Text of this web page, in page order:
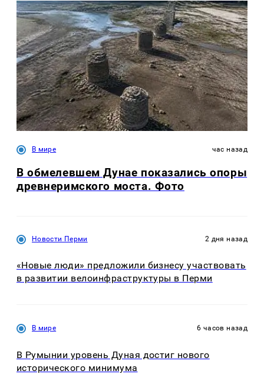
В мире час назад
В обмелевшем Дунае показались опоры
древнеримского моста. Фото
Новости Перми 2 дня назад
«Новые люди» предложили бизнесу участвовать
в развитии велоинфраструктуры в Перми
В мире 6 часов назад
В Румынии уровень Дуная достиг нового
исторического минимума